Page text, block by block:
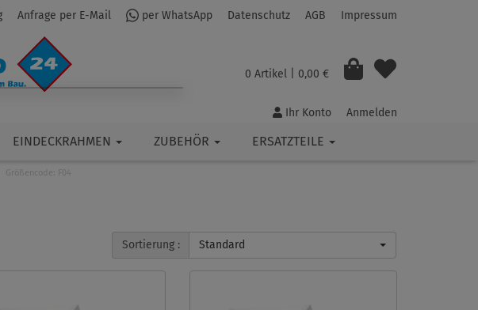
Anfrage per E-Mail per WhatsApp Datenschutz AGB Impressum
0 Artikel | 0,00 €
Ihr Konto Anmelden
EINDECKRAHMEN ZUBEHÖR ERSATZTEILE
Größencode: F04
Sortierung : Standard